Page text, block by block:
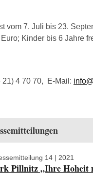
vom 7. Juli bis 23.
Kinder bis 6 Jahre
21) 4 70 70, E-Mail:
14 | 2021
Pillnitz „Ihre